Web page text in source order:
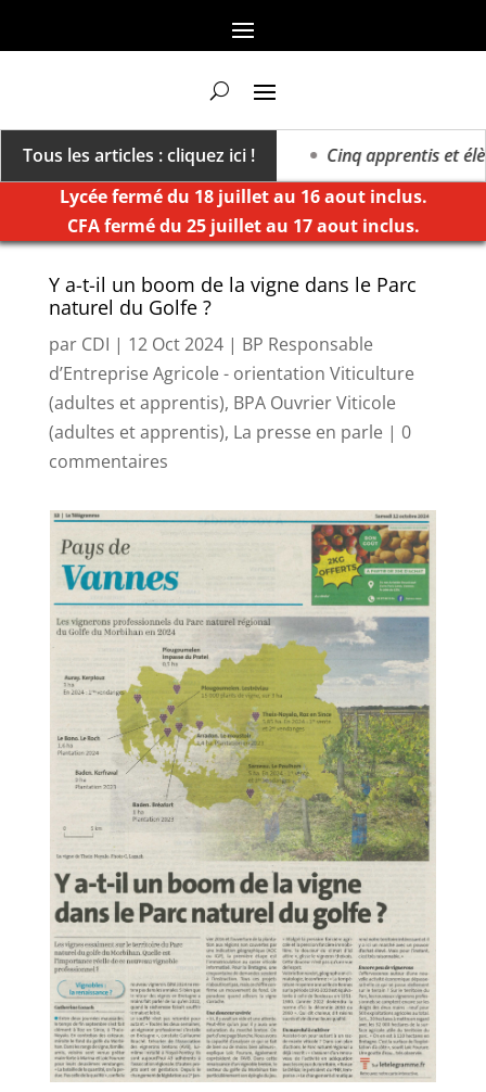
Tous les articles : cliquez ici !
vers un millésime des extrêmes »
Cinq apprentis et
Lycée fermé du 18 juillet au 16 aout inclus.
CFA fermé du 25 juillet au 17 aout inclus.
Y a-t-il un boom de la vigne dans le Parc
naturel du Golfe ?
par CDI | 12 Oct 2024| BP Responsable
d’Entreprise Agricole - orientation Viticulture
(adultes et apprentis), BPA Ouvrier Viticole
(adultes et apprentis), La presse en parle| 0
commentaires